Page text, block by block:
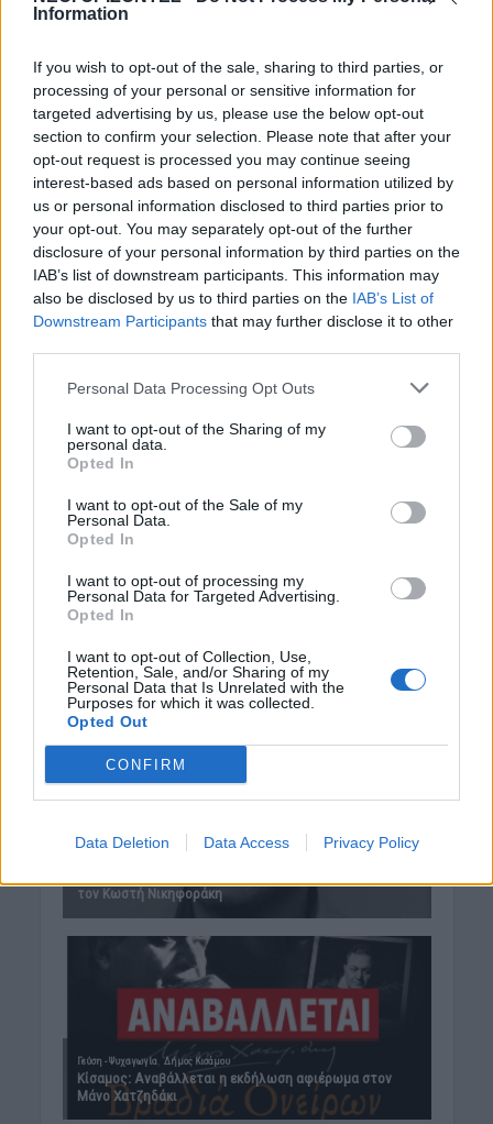
Information
If you wish to opt-out of the sale, sharing to third parties, or
processing of your personal or sensitive information for
targeted advertising by us, please use the below opt-out
section to confirm your selection. Please note that after your
opt-out request is processed you may continue seeing
interest-based ads based on personal information utilized by
us or personal information disclosed to third parties prior to
your opt-out. You may separately opt-out of the further
disclosure of your personal information by third parties on the
IAB’s list of downstream participants. This information may
also be disclosed by us to third parties on the IAB’s List of
Downstream Participants that may further disclose it to other
Personal Data Processing Opt Outs
I want to opt-out of the Sharing of my
personal data.
Opted In
I want to opt-out of the Sale of my
Personal Data.
Opted In
I want to opt-out of processing my
Personal Data for Targeted Advertising.
Opted In
I want to opt-out of Collection, Use,
Retention, Sale, and/or Sharing of my
Personal Data that Is Unrelated with the
Purposes for which it was collected.
Opted Out
CONFIRM
Data Deletion Data Access Privacy Policy
Tα ζώδια της Πέμπτης 6 Αυγούστου
Δημοφιλή αυτή την εβδομάδα